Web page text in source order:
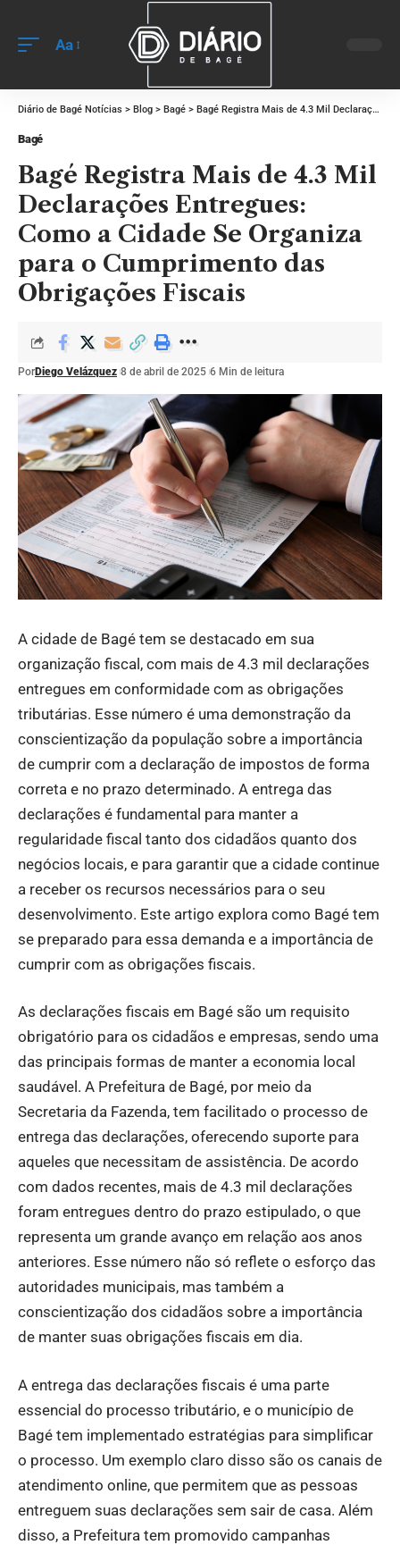
Aa
Diário de Bagé Notícias > Blog > Bagé > Bagé Registra Mais de 4.3 Mil Declarações Entregues: Como a Cidade Se Organiza para o Cumprimento das Obrigações Fiscais
Bagé
Bagé Registra Mais de 4.3 Mil
Declarações Entregues:
Como a Cidade Se Organiza
para o Cumprimento das
Obrigações Fiscais
PorDiego Velázquez 8 de abril de 2025 6 Min de leitura
A cidade de Bagé tem se destacado em sua
organização fiscal, com mais de 4.3 mil declarações
entregues em conformidade com as obrigações
tributárias. Esse número é uma demonstração da
conscientização da população sobre a importância
de cumprir com a declaração de impostos de forma
correta e no prazo determinado. A entrega das
declarações é fundamental para manter a
regularidade fiscal tanto dos cidadãos quanto dos
negócios locais, e para garantir que a cidade continue
a receber os recursos necessários para o seu
desenvolvimento. Este artigo explora como Bagé tem
se preparado para essa demanda e a importância de
cumprir com as obrigações fiscais.
As declarações fiscais em Bagé são um requisito
obrigatório para os cidadãos e empresas, sendo uma
das principais formas de manter a economia local
saudável. A Prefeitura de Bagé, por meio da
Secretaria da Fazenda, tem facilitado o processo de
entrega das declarações, oferecendo suporte para
aqueles que necessitam de assistência. De acordo
com dados recentes, mais de 4.3 mil declarações
foram entregues dentro do prazo estipulado, o que
representa um grande avanço em relação aos anos
anteriores. Esse número não só reflete o esforço das
autoridades municipais, mas também a
conscientização dos cidadãos sobre a importância
de manter suas obrigações fiscais em dia.
A entrega das declarações fiscais é uma parte
essencial do processo tributário, e o município de
Bagé tem implementado estratégias para simplificar
o processo. Um exemplo claro disso são os canais de
atendimento online, que permitem que as pessoas
entreguem suas declarações sem sair de casa. Além
disso, a Prefeitura tem promovido campanhas